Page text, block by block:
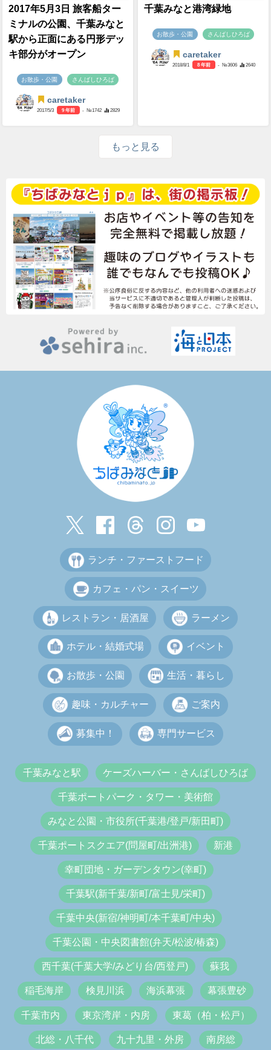
2017年5月3日 旅客船ター
ミナルの公園、千葉みなと
駅から正面にある円形デッ
キ部分がオープン
お散歩・公園 さんばしひろば
caretaker
2017/5/3 9 年前 - №1742 2829
千葉みなと港湾緑地
お散歩・公園 さんばしひろば
caretaker
2018/8/1 8 年前 - №3606 2640
もっと見る
ランチ・ファーストフード
カフェ・パン・スイーツ
レストラン・居酒屋 ラーメン
ホテル・結婚式場 イベント
お散歩・公園 生活・暮らし
趣味・カルチャー ご案内
募集中！ 専門サービス
千葉みなと駅 ケーズハーバー・さんばしひろば
千葉ポートパーク・タワー・美術館
みなと公園・市役所(千葉港/登戸/新田町)
千葉ポートスクエア(問屋町/出洲港) 新港
幸町団地・ガーデンタウン(幸町)
千葉駅(新千葉/新町/富士見/栄町)
千葉中央(新宿/神明町/本千葉町/中央)
千葉公園・中央図書館(弁天/松波/椿森)
西千葉(千葉大学/みどり台/西登戸) 蘇我
稲毛海岸 検見川浜 海浜幕張 幕張豊砂
千葉市内 東京湾岸・内房 東葛（柏・松戸）
北総・八千代 九十九里・外房 南房総